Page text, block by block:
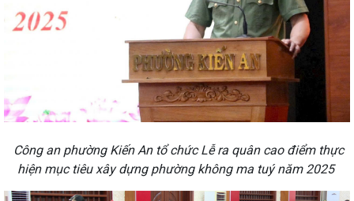
Công an phường Kiến An tổ chức Lễ ra quân cao điểm thực
hiện mục tiêu xây dựng phường không ma tuý năm 2025